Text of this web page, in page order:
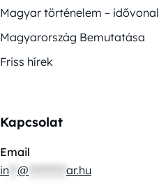
Magyar történelem – idővonal
Magyarország Bemutatása
Friss hírek
Kapcsolat
Email
in @ ar.hu